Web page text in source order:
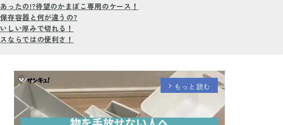
ったの!?待望のかまぼこ専用のケース！
存容器と何が違うの?
しい厚みで切れる！
ならではの便利さ！
arrow_forward_ios もっと読む